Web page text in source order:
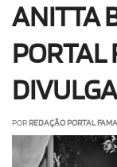
ANITTA
PORTAL
POR REDAÇÃO PORTAL FAMA